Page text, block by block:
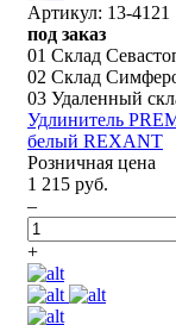
Артикул: 13-4121
под заказ
01 Склад
02 Склад
03 Удаленный
Удлинитель
белый REXANT
Розничная цена
1 215 руб.
–
+